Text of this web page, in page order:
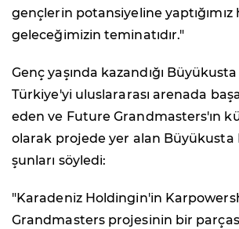
gençlerin potansiyeline yaptığımız
geleceğimizin teminatıdır."
Genç yaşında kazandığı
Türkiye'yi uluslararası arenada
eden ve Future Grandmasters'ın
olarak projede yer alan Büyükusta
şunları söyledi:
"Karadeniz Holdingin'in
Grandmasters projesinin bir